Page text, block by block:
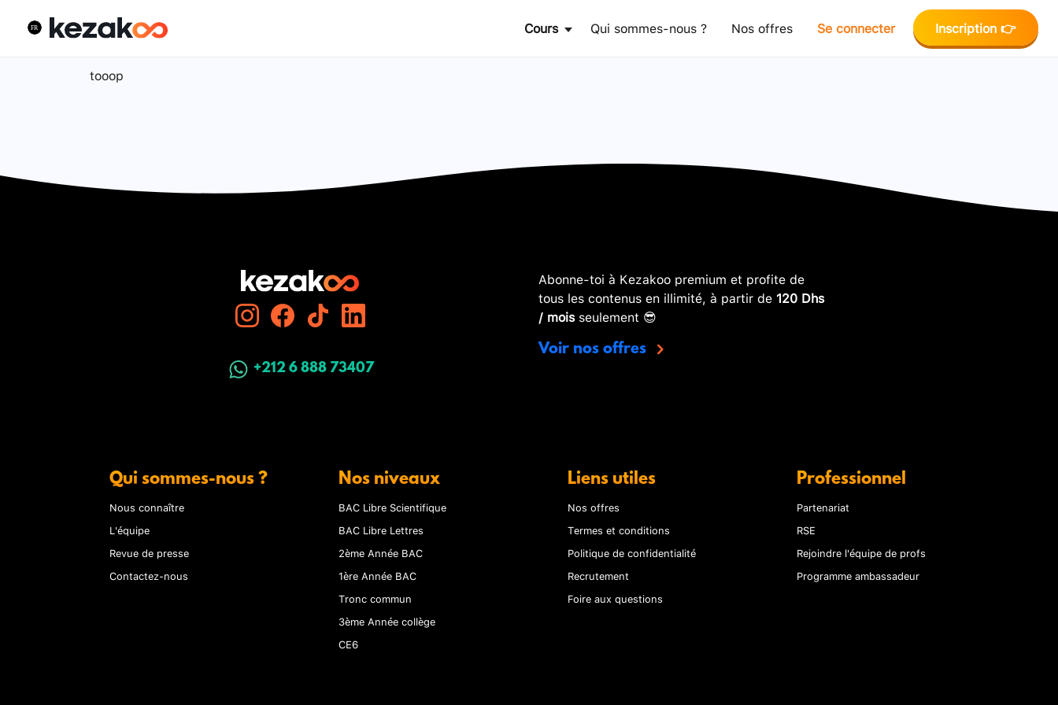
Cours Qui sommes-nous ? Nos offres Se connecter Inscription 👉
tooop
+212 6 888 73407
Abonne-toi à Kezakoo premium et profite de
tous les contenus en illimité, à partir de 120 Dhs
/ moisseulement 😎
Voir nos offres
Qui sommes-nous ?
Nous connaître
L'équipe
Revue de presse
Contactez-nous
Nos niveaux
BAC Libre Scientifique
BAC Libre Lettres
2ème Année BAC
1ère Année BAC
Tronc commun
3ème Année collège
CE6
Liens utiles
Nos offres
Termes et conditions
Politique de confidentialité
Recrutement
Foire aux questions
Professionnel
Partenariat
RSE
Rejoindre l'équipe de profs
Programme ambassadeur